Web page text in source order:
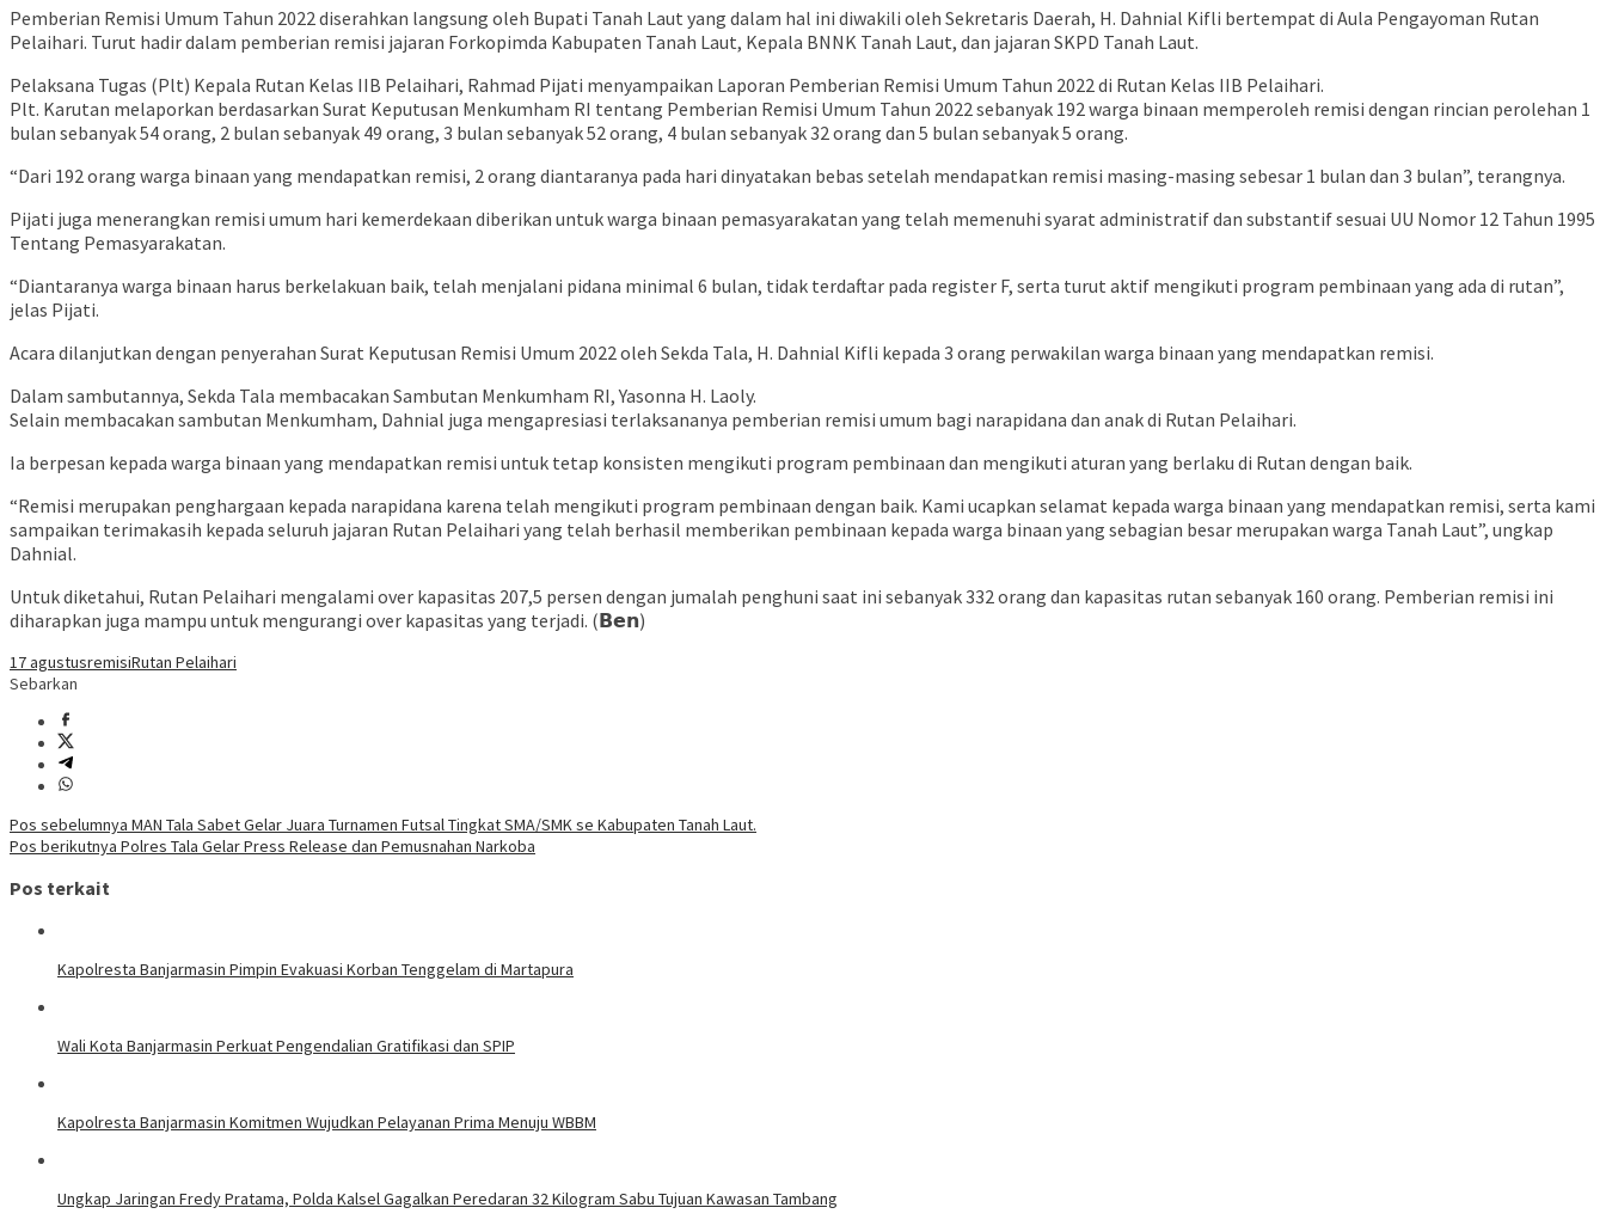
Pemberian Remisi Umum Tahun 2022 diserahkan langsung oleh Bupati Tanah Laut yang dalam hal ini diwakili oleh Sekretaris Daerah, H. Dahnial Kifli bertempat di Aula Pengayoman Rutan
Pelaihari. Turut hadir dalam pemberian remisi jajaran Forkopimda Kabupaten Tanah Laut, Kepala BNNK Tanah Laut, dan jajaran SKPD Tanah Laut.
Pelaksana Tugas (Plt) Kepala Rutan Kelas IIB Pelaihari, Rahmad Pijati menyampaikan Laporan Pemberian Remisi Umum Tahun 2022 di Rutan Kelas IIB Pelaihari.
Plt. Karutan melaporkan berdasarkan Surat Keputusan Menkumham RI tentang Pemberian Remisi Umum Tahun 2022 sebanyak 192 warga binaan memperoleh remisi dengan rincian perolehan 1
bulan sebanyak 54 orang, 2 bulan sebanyak 49 orang, 3 bulan sebanyak 52 orang, 4 bulan sebanyak 32 orang dan 5 bulan sebanyak 5 orang.
“Dari 192 orang warga binaan yang mendapatkan remisi, 2 orang diantaranya pada hari dinyatakan bebas setelah mendapatkan remisi masing-masing sebesar 1 bulan dan 3 bulan”, terangnya.
Pijati juga menerangkan remisi umum hari kemerdekaan diberikan untuk warga binaan pemasyarakatan yang telah memenuhi syarat administratif dan substantif sesuai UU Nomor 12 Tahun 1995
Tentang Pemasyarakatan.
“Diantaranya warga binaan harus berkelakuan baik, telah menjalani pidana minimal 6 bulan, tidak terdaftar pada register F, serta turut aktif mengikuti program pembinaan yang ada di rutan”,
jelas Pijati.
Acara dilanjutkan dengan penyerahan Surat Keputusan Remisi Umum 2022 oleh Sekda Tala, H. Dahnial Kifli kepada 3 orang perwakilan warga binaan yang mendapatkan remisi.
Dalam sambutannya, Sekda Tala membacakan Sambutan Menkumham RI, Yasonna H. Laoly.
Selain membacakan sambutan Menkumham, Dahnial juga mengapresiasi terlaksananya pemberian remisi umum bagi narapidana dan anak di Rutan Pelaihari.
Ia berpesan kepada warga binaan yang mendapatkan remisi untuk tetap konsisten mengikuti program pembinaan dan mengikuti aturan yang berlaku di Rutan dengan baik.
“Remisi merupakan penghargaan kepada narapidana karena telah mengikuti program pembinaan dengan baik. Kami ucapkan selamat kepada warga binaan yang mendapatkan remisi, serta kami
sampaikan terimakasih kepada seluruh jajaran Rutan Pelaihari yang telah berhasil memberikan pembinaan kepada warga binaan yang sebagian besar merupakan warga Tanah Laut”, ungkap
Dahnial.
Untuk diketahui, Rutan Pelaihari mengalami over kapasitas 207,5 persen dengan jumalah penghuni saat ini sebanyak 332 orang dan kapasitas rutan sebanyak 160 orang. Pemberian remisi ini
diharapkan juga mampu untuk mengurangi over kapasitas yang terjadi. (𝗕𝗲𝗻)
17 agustusremisiRutan Pelaihari
Sebarkan
Navigasi
pos
Pos sebelumnya MAN Tala Sabet Gelar Juara Turnamen Futsal Tingkat SMA/SMK se Kabupaten Tanah Laut.
Pos berikutnya Polres Tala Gelar Press Release dan Pemusnahan Narkoba
Pos terkait
Kapolresta Banjarmasin Pimpin Evakuasi Korban Tenggelam di Martapura
Wali Kota Banjarmasin Perkuat Pengendalian Gratifikasi dan SPIP
Kapolresta Banjarmasin Komitmen Wujudkan Pelayanan Prima Menuju WBBM
Ungkap Jaringan Fredy Pratama, Polda Kalsel Gagalkan Peredaran 32 Kilogram Sabu Tujuan Kawasan Tambang